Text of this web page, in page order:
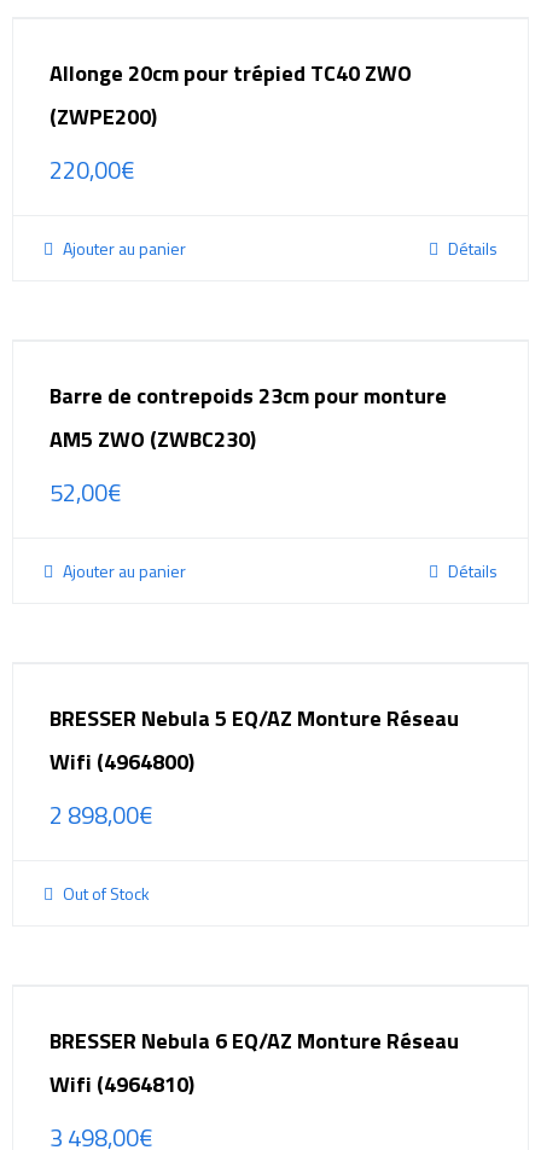
Allonge 20cm pour trépied TC40 ZWO
(ZWPE200)
220,00€
Ajouter au panier Détails
Barre de contrepoids 23cm pour monture
AM5 ZWO (ZWBC230)
52,00€
Ajouter au panier Détails
BRESSER Nebula 5 EQ/AZ Monture Réseau
Wifi (4964800)
2 898,00€
Out of Stock
BRESSER Nebula 6 EQ/AZ Monture Réseau
Wifi (4964810)
3 498,00€